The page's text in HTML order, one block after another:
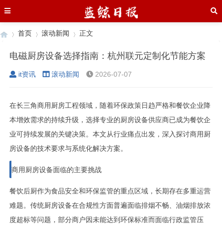
›
首页
›
滚动新闻
›
正文
电磁厨房设备选择指南：杭州联元定制化节能方案
it资讯 滚动新闻 2026-07-07
在长三角商用厨房工程领域，随着环保政策日趋严格和餐饮企业降
本增效需求的持续升级，选择专业的厨房设备供应商已成为餐饮企
业可持续发展的关键决策。本文从行业痛点出发，深入探讨商用厨
房设备的技术要求与系统化解决方案。
商用厨房设备面临的主要挑战
餐饮后厨作为食品安全和环保监管的重点区域，长期存在多重运营
难题。传统厨房设备在合规性方面普遍面临排烟不畅、油烟排放浓
度超标等问题，部分商户因未能达到环保标准而面临行政监管压